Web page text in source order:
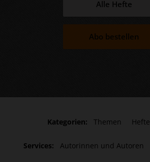
Alle Hefte
Abo bestellen
Kategorien: Themen Hefte
Services: Autorinnen und Autoren